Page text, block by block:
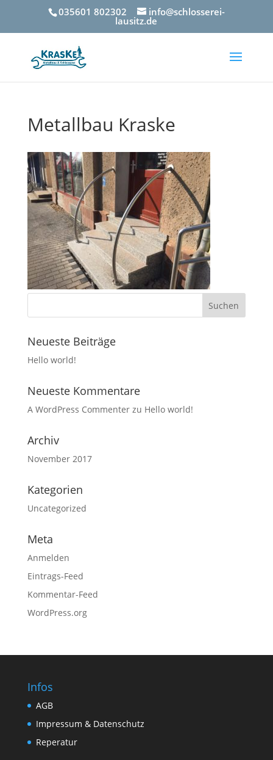
035601 802302 info@schlosserei-
lausitz.de
Metallbau Kraske
Neueste Beiträge
Hello world!
Neueste Kommentare
A WordPress Commenterzu Hello world!
Archiv
November 2017
Kategorien
Uncategorized
Meta
Anmelden
Eintrags-Feed
Kommentar-Feed
WordPress.org
Infos
AGB
Impressum & Datenschutz
Reperatur